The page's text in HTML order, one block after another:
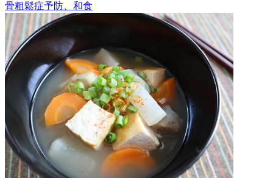
骨粗鬆症予防、和食